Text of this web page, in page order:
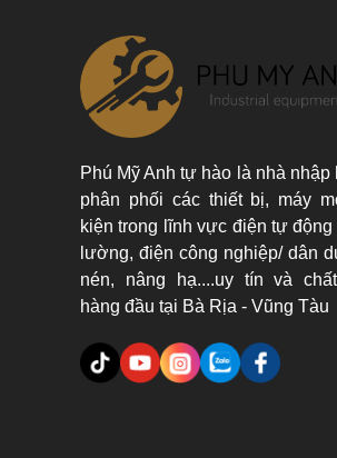
Phú Mỹ Anh tự hào là nhà nhập
phân phối các thiết bị, máy
kiện trong lĩnh vực điện tự động
lường, điện công nghiệp/ dân
nén, nâng hạ....uy tín và
hàng đầu tại Bà Rịa - Vũng Tàu